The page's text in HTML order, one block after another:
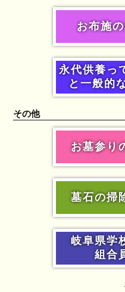
お布施
永代供養っ
と一般的
その他
お墓参り
墓石の掃
岐阜県学
組合